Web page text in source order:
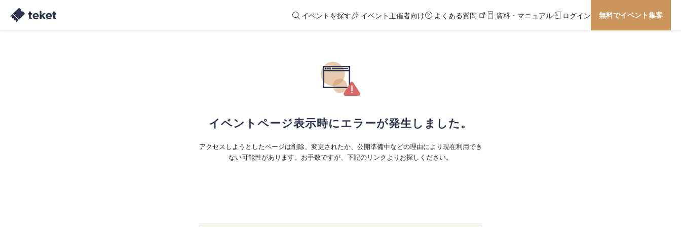
イベントを探す イベント主催者向け よくある質問 資料・マニュアル ログイン 無料でイベント集客
イベントページ表示時にエラーが発生しました。
アクセスしようとしたページは削除、変更されたか、公開準備中などの理由により現在利用でき
ない可能性があります。お手数ですが、下記のリンクよりお探しください。